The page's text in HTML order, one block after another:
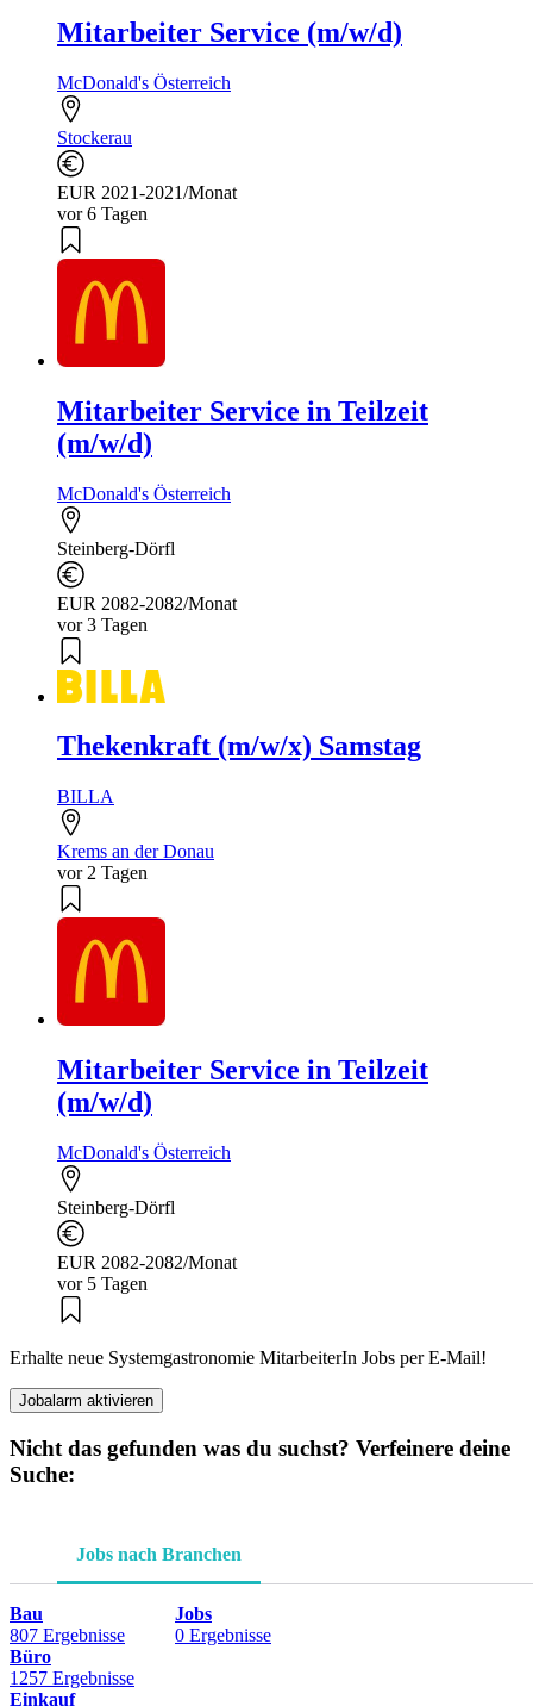
Mitarbeiter Service (m/w/d)
McDonald's Österreich
Stockerau
EUR 2021-2021/Monat
vor 6 Tagen
Mitarbeiter Service in Teilzeit
(m/w/d)
McDonald's Österreich
Steinberg-Dörfl
EUR 2082-2082/Monat
vor 3 Tagen
Thekenkraft (m/w/x) Samstag
BILLA
Krems an der Donau
vor 2 Tagen
Mitarbeiter Service in Teilzeit
(m/w/d)
McDonald's Österreich
Steinberg-Dörfl
EUR 2082-2082/Monat
vor 5 Tagen
Erhalte neue Systemgastronomie MitarbeiterIn Jobs per E-Mail!
Jobalarm aktivieren
Nicht das gefunden was du suchst? Verfeinere deine
Suche:
Jobs nach Branchen
Bau
807 Ergebnisse
Büro
1257 Ergebnisse
Einkauf
Jobs
0 Ergebnisse